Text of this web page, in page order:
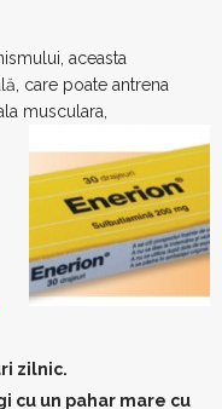
aceasta
care poate antrena
musculara,
zilnic.
cu un pahar mare cu